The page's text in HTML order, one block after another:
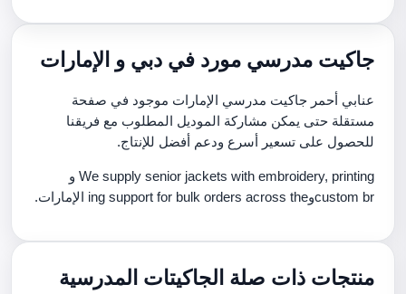
جاكيت مدرسي مورد في دبي و الإمارات
عنابي أحمر جاكيت مدرسي الإمارات موجود في صفحة
مستقلة حتى يمكن مشاركة الموديل المطلوب مع فريقنا
للحصول على تسعير أسرع ودعم أفضل للإنتاج.
We supply senior jackets with embroidery, printing و
custom brوing support for bulk orders across the الإمارات.
منتجات ذات صلة الجاكيتات المدرسية